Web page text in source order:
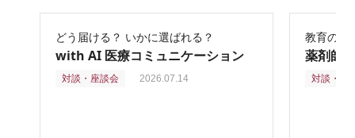
どう届ける？ いかに選ばれる？
with AI 医療コミュニケーション
対談・座談会 2026.07.14
教育の再
薬剤師
対談・座